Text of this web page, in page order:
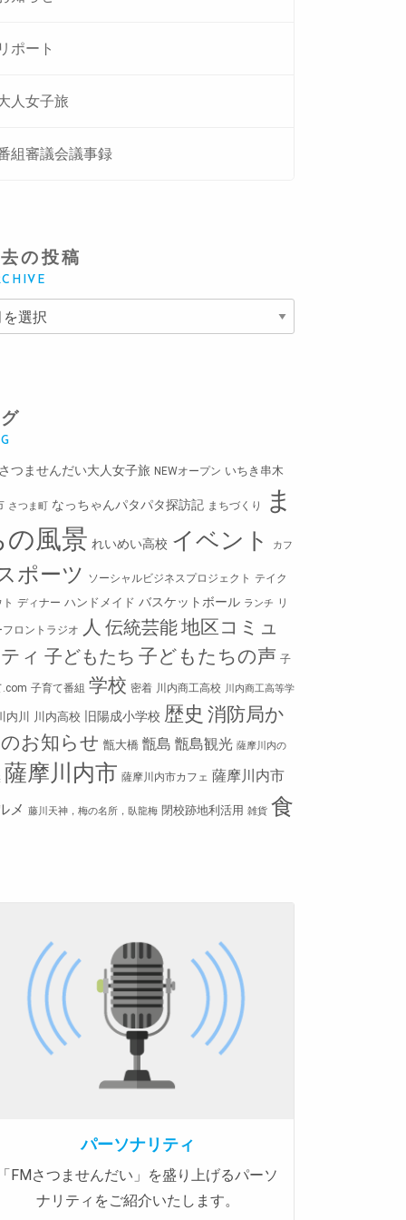
ポート
人女子旅
組審議会議事録
の投稿
つませんだい大人女子旅 NEWオープン いちき串木
さつま町 なっちゃんパタパタ探訪記 まちづくり
ま
の風景 れいめい高校 イベント カフ
ポーツ ソーシャルビジネスプロジェクト テイク
ディナー ハンドメイド バスケットボール ランチ リ
フロントラジオ 人 伝統芸能地区コミュ
ィ 子どもたち 子どもたちの声 子
.com 子育て番組 学校 密着 川内商工高校 川内商工高等学
内川 川内高校 旧陽成小学校 歴史 消防局か
お知らせ 甑大橋 甑島 甑島観光 薩摩川内の
薩摩川内市 薩摩川内市カフェ 薩摩川内市
メ 藤川天神，梅の名所，臥龍梅 閉校跡地利活用 雑貨 食
パーソナリティ
FMさつませんだい」を盛り上げるパーソ
ナリティをご紹介いたします。